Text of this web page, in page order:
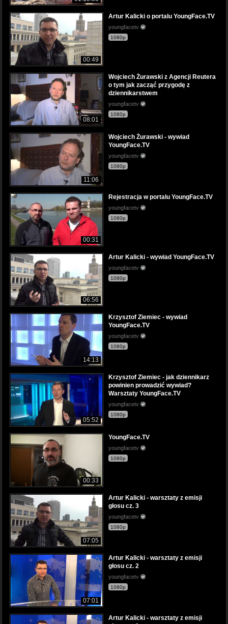
00:49
Artur Kalicki o portalu YoungFace.TV
youngfacetv
1080p
08:01
Wojciech Żurawski z Agencji Reutera
o tym jak zacząć przygodę z
dziennikarstwem
youngfacetv
1080p
11:06
Wojciech Żurawski - wywiad
YoungFace.TV
youngfacetv
1080p
00:31
Rejestracja w portalu YoungFace.TV
youngfacetv
1080p
06:56
Artur Kalicki - wywiad YoungFace.TV
youngfacetv
1080p
14:13
Krzysztof Ziemiec - wywiad
YoungFace.TV
youngfacetv
1080p
05:52
Krzysztof Ziemiec - jak dziennikarz
powinien prowadzić wywiad?
Warsztaty YoungFace.TV
youngfacetv
1080p
00:33
YoungFace.TV
youngfacetv
1080p
07:05
Artur Kalicki - warsztaty z emisji
głosu cz. 3
youngfacetv
1080p
07:01
Artur Kalicki - warsztaty z emisji
głosu cz. 2
youngfacetv
1080p
Artur Kalicki - warsztaty z emisji